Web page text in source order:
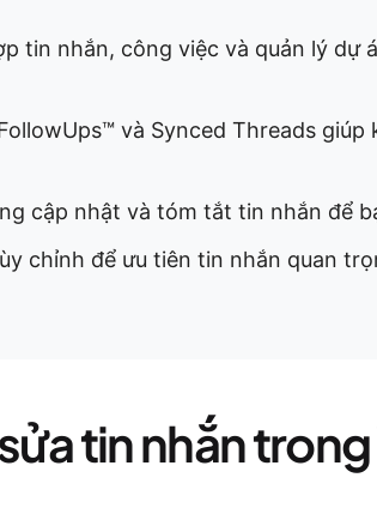
tin nhắn, công việc và quản lý dự
và Synced Threads
cập nhật và tóm tắt tin nhắn để
chỉnh để ưu tiên tin nhắn quan
tin nhắn